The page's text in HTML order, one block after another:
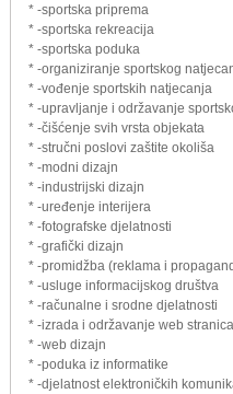
* -sportska priprema
* -sportska rekreacija
* -sportska poduka
* -organiziranje sportskog
* -vođenje sportskih natjecanja
* -upravljanje i održavanje
* -čišćenje svih vrsta objekata
* -stručni poslovi zaštite okoliša
* -modni dizajn
* -industrijski dizajn
* -uređenje interijera
* -fotografske djelatnosti
* -grafički dizajn
* -promidžba (reklama i
* -usluge informacijskog društva
* -računalne i srodne djelatnosti
* -izrada i održavanje web stranica
* -web dizajn
* -poduka iz informatike
* -djelatnost elektroničkih